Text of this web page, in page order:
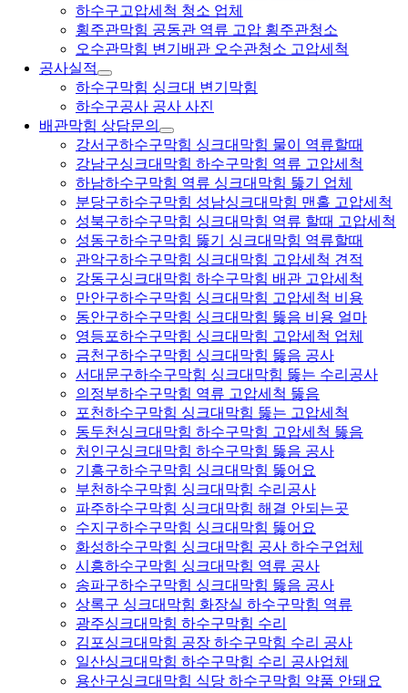
하수구고압세척 청소 업체
횡주관막힘 공동관 역류 고압 횡주관청소
오수관막힘 변기배관 오수관청소 고압세척
공사실적
하수구막힘 싱크대 변기막힘
하수구공사 공사 사진
배관막힘 상담문의
강서구하수구막힘 싱크대막힘 물이 역류할때
강남구싱크대막힘 하수구막힘 역류 고압세척
하남하수구막힘 역류 싱크대막힘 뚫기 업체
분당구하수구막힘 성남싱크대막힘 맨홀 고압세척
성북구하수구막힘 싱크대막힘 역류 할때 고압세척
성동구하수구막힘 뚫기 싱크대막힘 역류할때
관악구하수구막힘 싱크대막힘 고압세척 견적
강동구싱크대막힘 하수구막힘 배관 고압세척
만안구하수구막힘 싱크대막힘 고압세척 비용
동안구하수구막힘 싱크대막힘 뚫음 비용 얼마
영등포하수구막힘 싱크대막힘 고압세척 업체
금천구하수구막힘 싱크대막힘 뚫음 공사
서대문구하수구막힘 싱크대막힘 뚫는 수리공사
의정부하수구막힘 역류 고압세척 뚫음
포천하수구막힘 싱크대막힘 뚫는 고압세척
동두천싱크대막힘 하수구막힘 고압세척 뚫음
처인구싱크대막힘 하수구막힘 뚫음 공사
기흥구하수구막힘 싱크대막힘 뚫어요
부천하수구막힘 싱크대막힘 수리공사
파주하수구막힘 싱크대막힘 해결 안되는곳
수지구하수구막힘 싱크대막힘 뚫어요
화성하수구막힘 싱크대막힘 공사 하수구업체
시흥하수구막힘 싱크대막힘 역류 공사
송파구하수구막힘 싱크대막힘 뚫음 공사
상록구 싱크대막힘 화장실 하수구막힘 역류
광주싱크대막힘 하수구막힘 수리
김포싱크대막힘 공장 하수구막힘 수리 공사
일산싱크대막힘 하수구막힘 수리 공사업체
용산구싱크대막힘 식당 하수구막힘 약품 안돼요